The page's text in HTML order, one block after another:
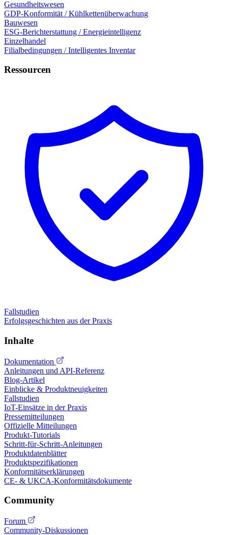
Gesundheitswesen
GDP-Konformität / Kühlkettenüberwachung
Bauwesen
ESG-Berichterstattung / Energieintelligenz
Einzelhandel
Filialbedingungen / Intelligentes Inventar
Ressourcen
Fallstudien
Erfolgsgeschichten aus der Praxis
Inhalte
Dokumentation
Anleitungen und API-Referenz
Blog-Artikel
Einblicke & Produktneuigkeiten
Fallstudien
IoT-Einsätze in der Praxis
Pressemitteilungen
Offizielle Mitteilungen
Produkt-Tutorials
Schritt-für-Schritt-Anleitungen
Produktdatenblätter
Produktspezifikationen
Konformitätserklärungen
CE- & UKCA-Konformitätsdokumente
Community
Forum
Community-Diskussionen